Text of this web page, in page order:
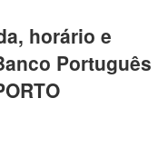
horário e
Português